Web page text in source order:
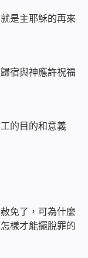
是主耶穌的再來
宿與神應許祝福
的目的和意義
免了，可為什麼
樣才能擺脫罪的